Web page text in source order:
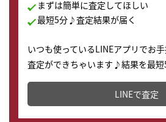
まずは簡単に査定してほしい
最短5分♪査定結果が届く
いつも使っているLINEアプリでお
査定ができちゃいます♪結果を最短
どこからでもすぐに査定金額を知
LINEで査定